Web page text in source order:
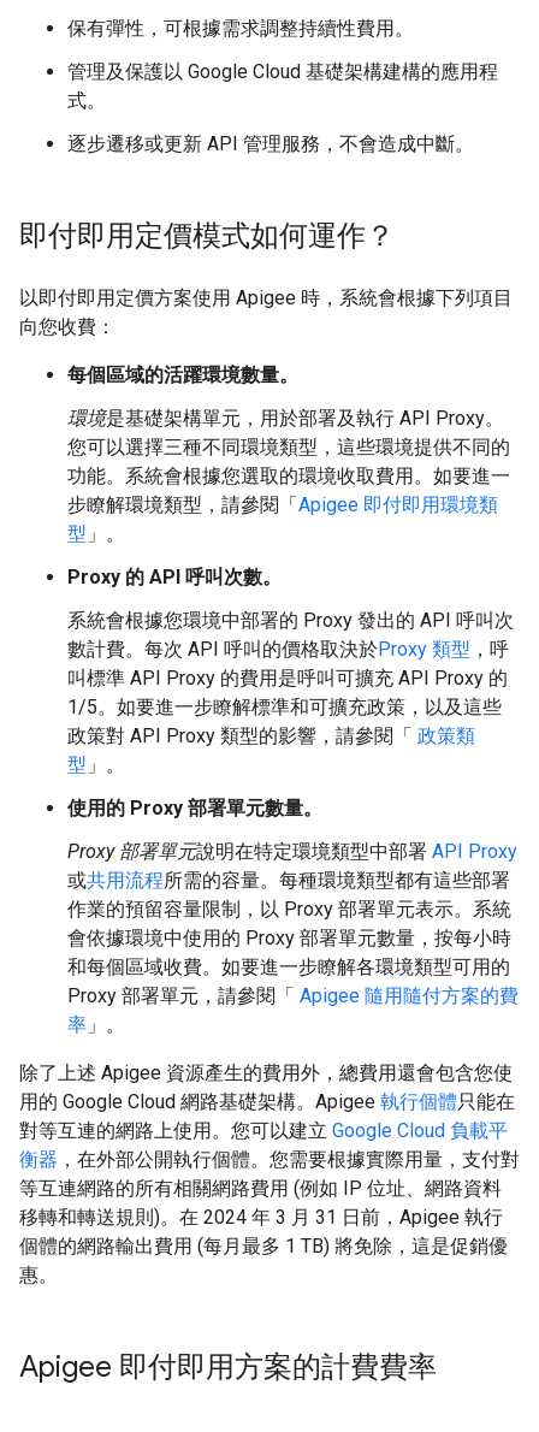
保有彈性，可根據需求調整持續性費用。
管理及保護以 Google Cloud 基礎架構建構的應用程
式。
逐步遷移或更新 API 管理服務，不會造成中斷。
即付即用定價模式如何運作？
以即付即用定價方案使用 Apigee 時，系統會根據下列項目
向您收費：
每個區域的活躍環境數量。
環境是基礎架構單元，用於部署及執行 API Proxy。
您可以選擇三種不同環境類型，這些環境提供不同的
功能。系統會根據您選取的環境收取費用。如要進一
步瞭解環境類型，請參閱「Apigee 即付即用環境類
型 」。
Proxy 的 API 呼叫次數。
系統會根據您環境中部署的 Proxy 發出的 API 呼叫次
數計費。每次 API 呼叫的價格取決於Proxy 類型 ，呼
叫標準 API Proxy 的費用是呼叫可擴充 API Proxy 的
1/5。如要進一步瞭解標準和可擴充政策，以及這些
政策對 API Proxy 類型的影響，請參閱「 政策類
型 」。
使用的 Proxy 部署單元數量。
Proxy 部署單元說明在特定環境類型中部署 API Proxy
或共用流程所需的容量。每種環境類型都有這些部署
作業的預留容量限制，以 Proxy 部署單元表示。系統
會依據環境中使用的 Proxy 部署單元數量，按每小時
和每個區域收費。如要進一步瞭解各環境類型可用的
Proxy 部署單元，請參閱「 Apigee 隨用隨付方案的費
率 」。
除了上述 Apigee 資源產生的費用外，總費用還會包含您使
用的 Google Cloud 網路基礎架構。Apigee 執行個體 只能在
對等互連的網路上使用。您可以建立 Google Cloud 負載平
衡器 ，在外部公開執行個體。您需要根據實際用量，支付對
等互連網路的所有相關網路費用 (例如 IP 位址、網路資料
移轉和轉送規則)。在 2024 年 3 月 31 日前，Apigee 執行
個體的網路輸出費用 (每月最多 1 TB) 將免除，這是促銷優
惠。
Apigee 即付即用方案的計費費率